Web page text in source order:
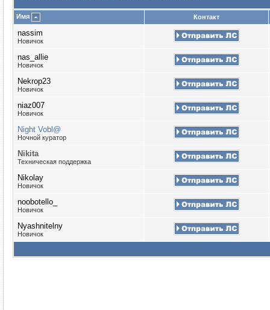
Имя Контакт
nassim
Новичок
nas_allie
Новичок
Nekrop23
Новичок
niaz007
Новичок
Night Vobl@
Ночной куратор
Nikita
Техническая поддержка
Nikolay
Новичок
noobotello_
Новичок
Nyashnitelny
Новичок